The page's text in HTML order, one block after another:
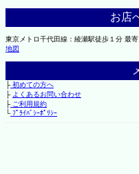
お店
東京メトロ千代田線：綾瀬駅徒歩１分 最
地図
├初めての方へ
├ よくあるお問い合わせ
├ご利用規約
└ﾌﾟﾗｲﾊﾞｼｰﾎﾟﾘｼｰ